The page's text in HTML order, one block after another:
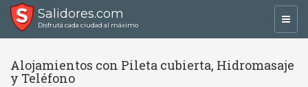
Salidores.com
Disfrutá cada ciudad al máximo
Alojamientos con Pileta cubierta, Hidromasaje
y Teléfono